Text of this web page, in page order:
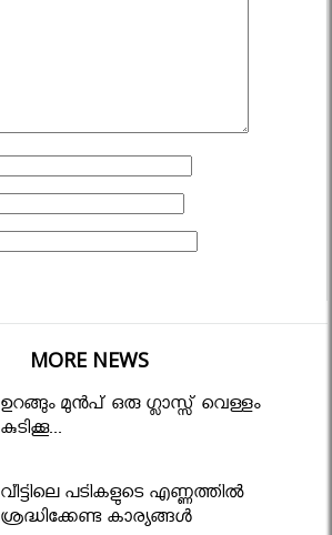
MORE NEWS
ഉറങ്ങും മുന്‍പ് ഒരു ഗ്ലാസ്സ് വെള്ളം
കുടിക്കൂ...
വീട്ടിലെ പടികളുടെ എണ്ണത്തിൽ
ശ്രദ്ധിക്കേണ്ട കാര്യങ്ങൾ